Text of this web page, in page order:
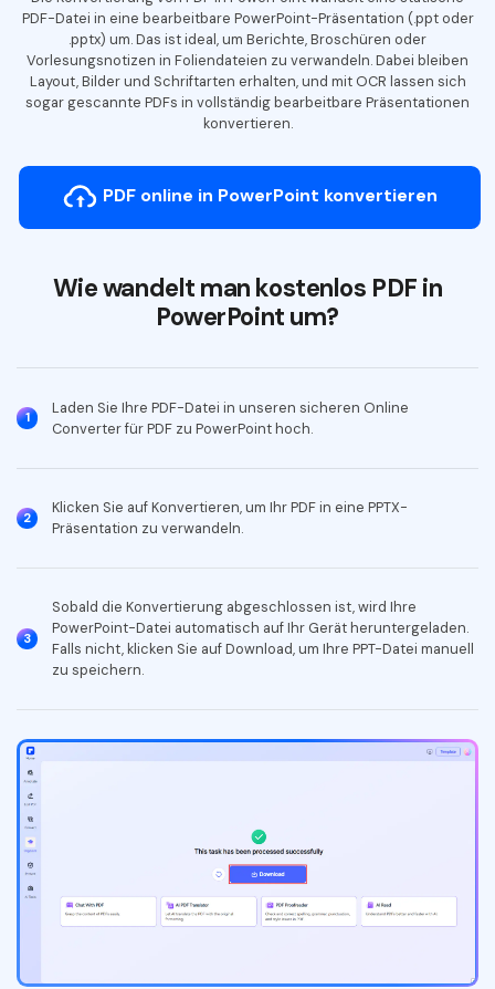
PDF OCR
PDF-Daten extrahieren
PDF freigeben
Branchen
Bildung
Regierung
Freiberufler
Kontakt zum Support
Was ist NEU
Benutzerhandbuch
PDFelement für Mac
Kostenlose PDF-Vorlagen
PDF-bezogene Informationen, die Sie benötigen.
PDF-Datei in eine bearbeitbare PowerPoint-Präsentation (.ppt oder
.pptx) um. Das ist ideal, um Berichte, Broschüren oder
Vorlesungsnotizen in Foliendateien zu verwandeln. Dabei bleiben
Layout, Bilder und Schriftarten erhalten, und mit OCR lassen sich
sogar gescannte PDFs in vollständig bearbeitbare Präsentationen
konvertieren.
PDF online in PowerPoint konvertieren
Wie wandelt man kostenlos PDF in
PowerPoint um?
1
Laden Sie Ihre PDF-Datei in unseren sicheren Online
Converter für PDF zu PowerPoint hoch.
2
Klicken Sie auf Konvertieren, um Ihr PDF in eine PPTX-
Präsentation zu verwandeln.
3
Sobald die Konvertierung abgeschlossen ist, wird Ihre
PowerPoint-Datei automatisch auf Ihr Gerät heruntergeladen.
Falls nicht, klicken Sie auf Download, um Ihre PPT-Datei manuell
zu speichern.